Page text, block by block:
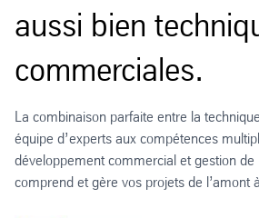
aussi bien
commerciales.
La combinaison parfaite entre la
équipe d’experts aux compétences
développement commercial et gestion de
comprend et gère vos projets de l’amont